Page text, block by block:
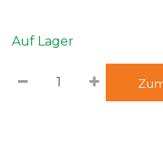
Auf Lager